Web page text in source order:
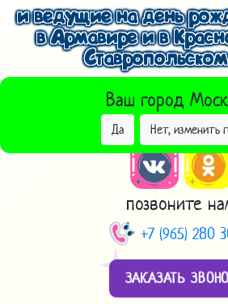
и ведущие на день
в Армавире и в
Ставропольском
Ваш город
Да Нет, изменить
ВЫБРАТЬ ДРУГОЙ
позвоните
+7 (965) 280
ЗАКАЗАТЬ